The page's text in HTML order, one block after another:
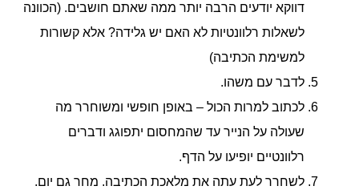
דווקא יודעים הרבה יותר ממה שאתם חושבים. (הכוונה
לשאלות רלוונטיות לא האם יש גלידה? אלא קשורות
למשימת הכתיבה)
לדבר עם משהו.
לכתוב למרות הכול – באופן חופשי ומשוחרר מה
שעולה על הנייר עד שהמחסום יתפוגג ודברים
רלוונטיים יופיעו על הדף.
לשחרר לעת עתה את מלאכת הכתיבה. מחר גם יום.